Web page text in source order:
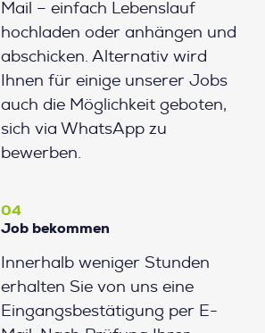
Mail – einfach Lebenslauf
hochladen oder anhängen und
abschicken. Alternativ wird
Ihnen für einige unserer Jobs
auch die Möglichkeit geboten,
sich via WhatsApp zu
bewerben.
04
Job bekommen
Innerhalb weniger Stunden
erhalten Sie von uns eine
Eingangsbestätigung per E-